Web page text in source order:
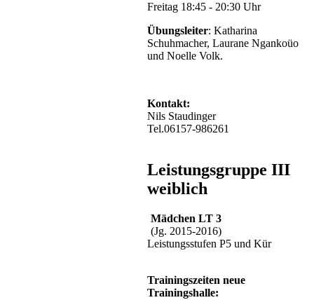
Freitag 18:45 - 20:30 Uhr
Übungsleiter: Katharina
Schuhmacher, Laurane Ngankoüo
und Noelle Volk.
Kontakt:
Nils Staudinger
Tel.06157-986261
Leistungsgruppe III
weiblich
Mädchen LT 3
(Jg. 2015-2016)
Leistungsstufen P5 und Kür
Trainingszeiten neue
Trainingshalle: